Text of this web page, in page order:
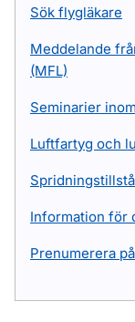
Sök flygläkare
Meddelande
(MFL)
Seminarier
Luftfartyg och
Information för
Prenumerera